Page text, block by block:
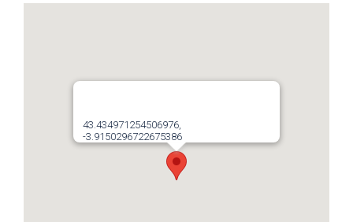
43.434971254506976,
-3.9150296722675386